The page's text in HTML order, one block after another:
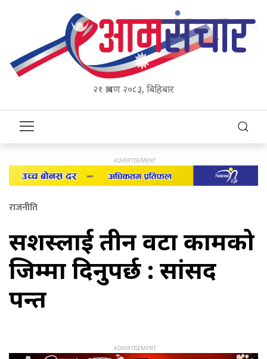
२१ श्रावण २०८३, बिहिबार
राजनीति
सशस्त्रलाई तीन वटा कामको
जिम्मा दिनुपर्छ : सांसद
पन्त